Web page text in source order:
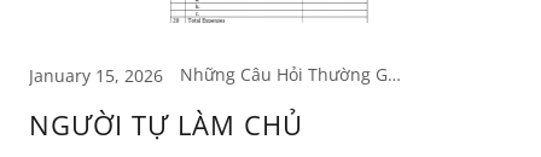
January 15, 2026 Những Câu Hỏi Thường Gặp, Tìm Hiểu về Thuế
NGƯỜI TỰ LÀM CHỦ